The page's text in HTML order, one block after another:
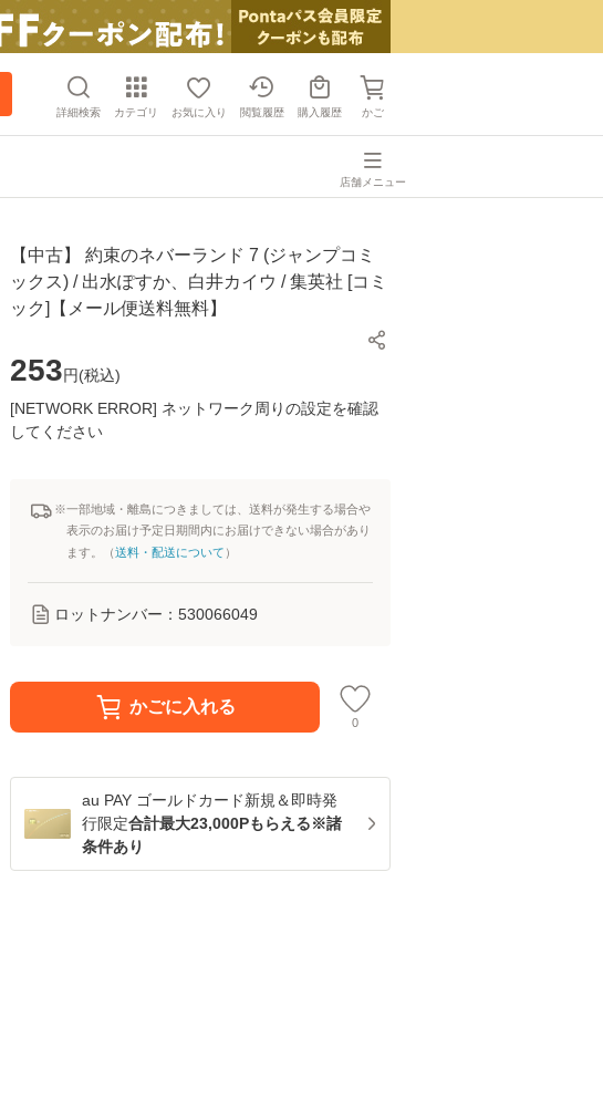
詳細検索 カテゴリ お気に入り 閲覧履歴 購入履歴 かご
店舗メニュー
【中古】 約束のネバーランド 7 (ジャンプコミ
ックス) / 出水ぽすか、白井カイウ / 集英社 [コミ
ック]【メール便送料無料】
253円(税込)
[NETWORK ERROR] ネットワーク周りの設定を確認
してください
※一部地域・離島につきましては、送料が発生する場合や
表示のお届け予定日期間内にお届けできない場合があり
ます。（送料・配送について ）
ロットナンバー： 530066049
かごに入れる
0
au PAY ゴールドカード新規＆即時発
行限定合計最大23,000Pもらえる※諸
条件あり